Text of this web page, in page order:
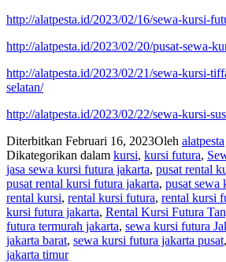
http://alatpesta.id/2023/02/16/sewa-kursi-
http://alatpesta.id/2023/02/20/pusat-sewa-
http://alatpesta.id/2023/02/21/sewa-kursi-
selatan/
http://alatpesta.id/2023/02/22/sewa-kursi-
Diterbitkan Februari 16, 2023Oleh alatpesta
Dikategorikan dalam kursi, kursi futura,
jasa sewa kursi futura jakarta, pusat rental
pusat rental kursi futura jakarta, pusat sewa
rental kursi, rental kursi futura, rental kursi
kursi futura jakarta, Rental Kursi Futura
futura termurah jakarta, sewa kursi futura
jakarta barat, sewa kursi futura jakarta pusat,
jakarta timur